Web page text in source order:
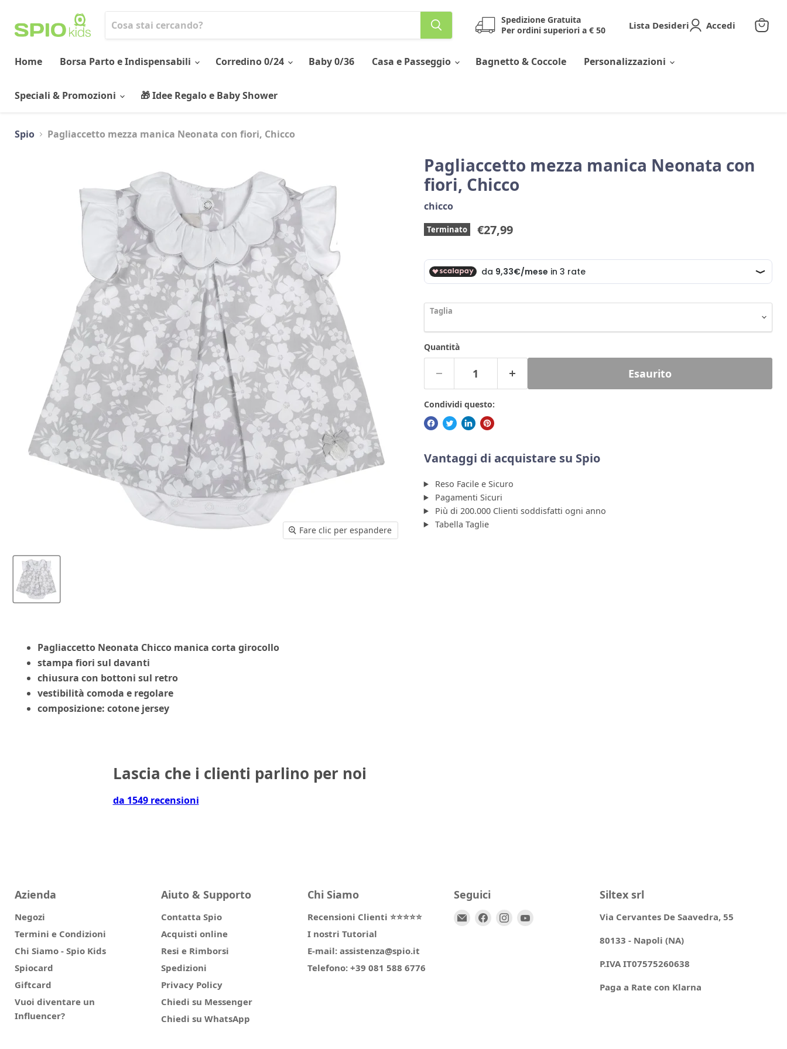
Spedizione Gratuita
Per ordini superiori a € 50
Lista Desideri Accedi
Home Borsa Parto e Indispensabili Corredino 0/24 Baby 0/36 Casa e Passeggio Bagnetto & Coccole Personalizzazioni
Speciali & Promozioni 🎁 Idee Regalo e Baby Shower
Spio Pagliaccetto mezza manica Neonata con fiori, Chicco
Fare clic per espandere
Pagliaccetto mezza manica Neonata con
fiori, Chicco
chicco
Terminato Prezzo corrente
€27,99
Taglia
Quantità
Esaurito
Condividi questo:
Vantaggi di acquistare su Spio
Reso Facile e Sicuro
Pagamenti Sicuri
Più di 200.000 Clienti soddisfatti ogni anno
Tabella Taglie
Pagliaccetto Neonata Chicco manica corta girocollo
stampa fiori sul davanti
chiusura con bottoni sul retro
vestibilità comoda e regolare
composizione: cotone jersey
Lascia che i clienti parlino per noi
da 1549 recensioni
Azienda
Negozi
Termini e Condizioni
Chi Siamo - Spio Kids
Spiocard
Giftcard
Vuoi diventare un
Influencer?
Aiuto & Supporto
Contatta Spio
Acquisti online
Resi e Rimborsi
Spedizioni
Privacy Policy
Chiedi su Messenger
Chiedi su WhatsApp
Chi Siamo
Recensioni Clienti ⭐⭐⭐⭐⭐
I nostri Tutorial
E-mail: assistenza@spio.it
Telefono: +39 081 588 6776
Seguici
Email
TrovaciTrovaci
Siltex srl
Via Cervantes De Saavedra, 55
80133 - Napoli (NA)
P.IVA IT07575260638
Paga a Rate con Klarna